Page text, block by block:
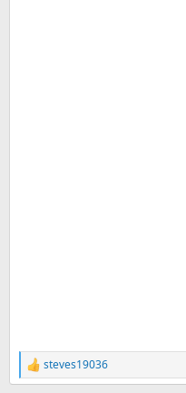
R
e
steves19036